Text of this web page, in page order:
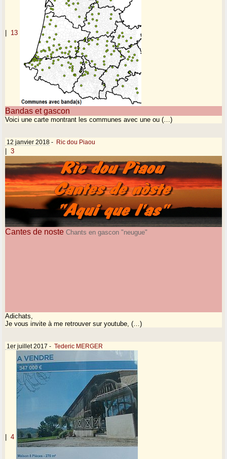
13
Bandas et gascon
Voici une carte montrant les communes avec une ou (…)
12 janvier 2018 - Ric dou Piaou
3
Cantes de noste Chants en gascon "neugue"
Adichats,
Je vous invite à me retrouver sur youtube, (…)
1er juillet 2017 - Tederic MERGER
| 4